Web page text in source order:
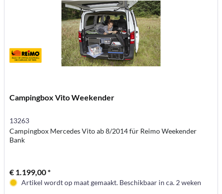
Campingbox Vito Weekender
13263
Campingbox Mercedes Vito ab 8/2014 für Reimo Weekender
Bank
€ 1.199,00 *
Artikel wordt op maat gemaakt. Beschikbaar in ca. 2 weken